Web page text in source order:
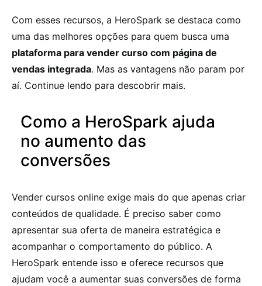
Com esses recursos, a HeroSpark se destaca como
uma das melhores opções para quem busca uma
plataforma para vender curso com página de
vendas integrada. Mas as vantagens não param por
aí. Continue lendo para descobrir mais.
Como a HeroSpark ajuda
no aumento das
conversões
Vender cursos online exige mais do que apenas criar
conteúdos de qualidade. É preciso saber como
apresentar sua oferta de maneira estratégica e
acompanhar o comportamento do público. A
HeroSpark entende isso e oferece recursos que
ajudam você a aumentar suas conversões de forma